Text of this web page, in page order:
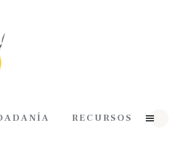
RECURSOS